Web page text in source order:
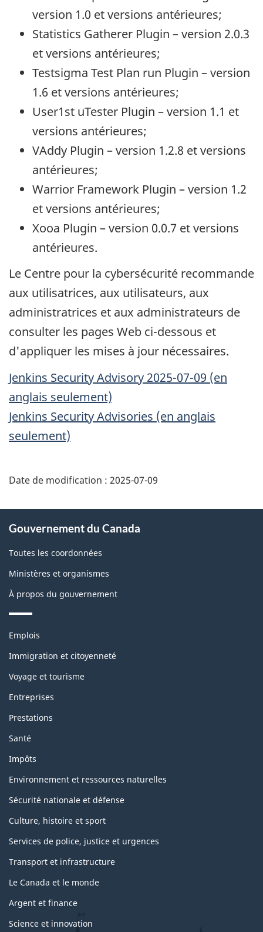
version 1.0 et versions antérieures;
Statistics Gatherer Plugin – version 2.0.3
et versions antérieures;
Testsigma Test Plan run Plugin – version
1.6 et versions antérieures;
User1st uTester Plugin – version 1.1 et
versions antérieures;
VAddy Plugin – version 1.2.8 et versions
antérieures;
Warrior Framework Plugin – version 1.2
et versions antérieures;
Xooa Plugin – version 0.0.7 et versions
antérieures.
Le Centre pour la cybersécurité recommande
aux utilisatrices, aux utilisateurs, aux
administratrices et aux administrateurs de
consulter les pages Web ci-dessous et
d'appliquer les mises à jour nécessaires.
Jenkins Security Advisory 2025-07-09 (en
anglais seulement)
Jenkins Security Advisories (en anglais
seulement)
Date de modification : 2025-07-09
propos
de
ce
Gouvernement du Canada
Toutes les coordonnées
Ministères et organismes
À propos du gouvernement
Thèmes
sujets
Emplois
Immigration et citoyenneté
Voyage et tourisme
Entreprises
Prestations
Santé
Impôts
Environnement et ressources naturelles
Sécurité nationale et défense
Culture, histoire et sport
Services de police, justice et urgences
Transport et infrastructure
Le Canada et le monde
Argent et finance
Science et innovation